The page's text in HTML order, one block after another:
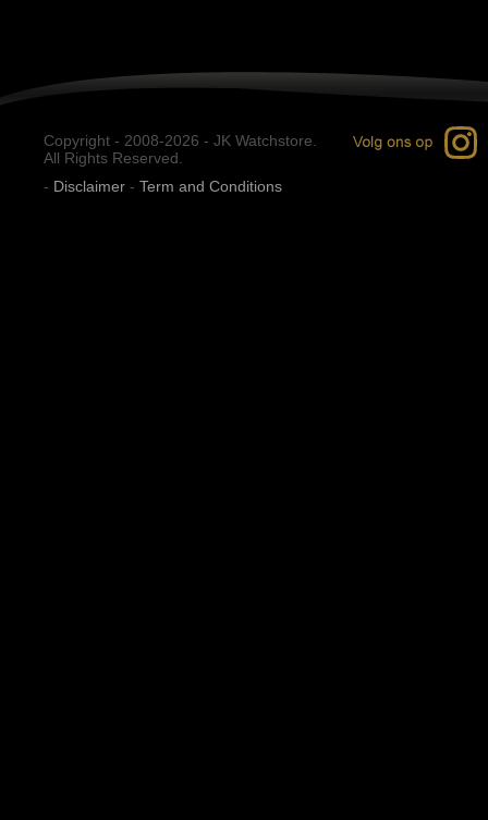
Copyright - 2008-2026 - JK Watchstore.
All Rights Reserved.
- Disclaimer - Term and Conditions